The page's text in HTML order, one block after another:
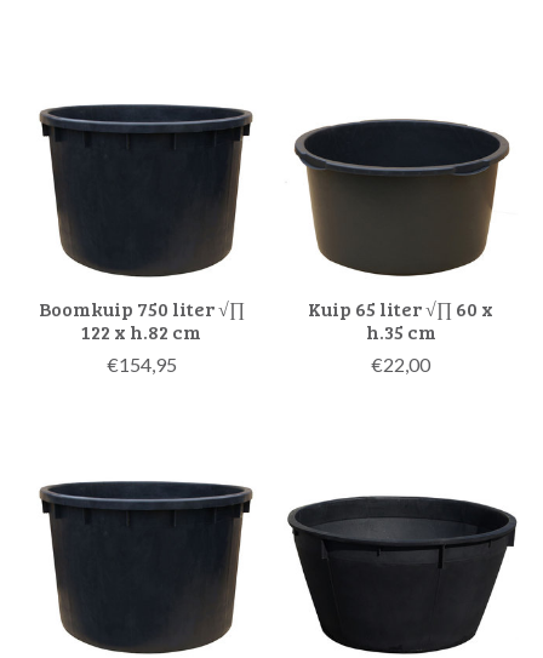
Boomkuip 750 liter √∏
122 x h.82 cm
€154,95
Kuip 65 liter √∏ 60 x
h.35 cm
€22,00